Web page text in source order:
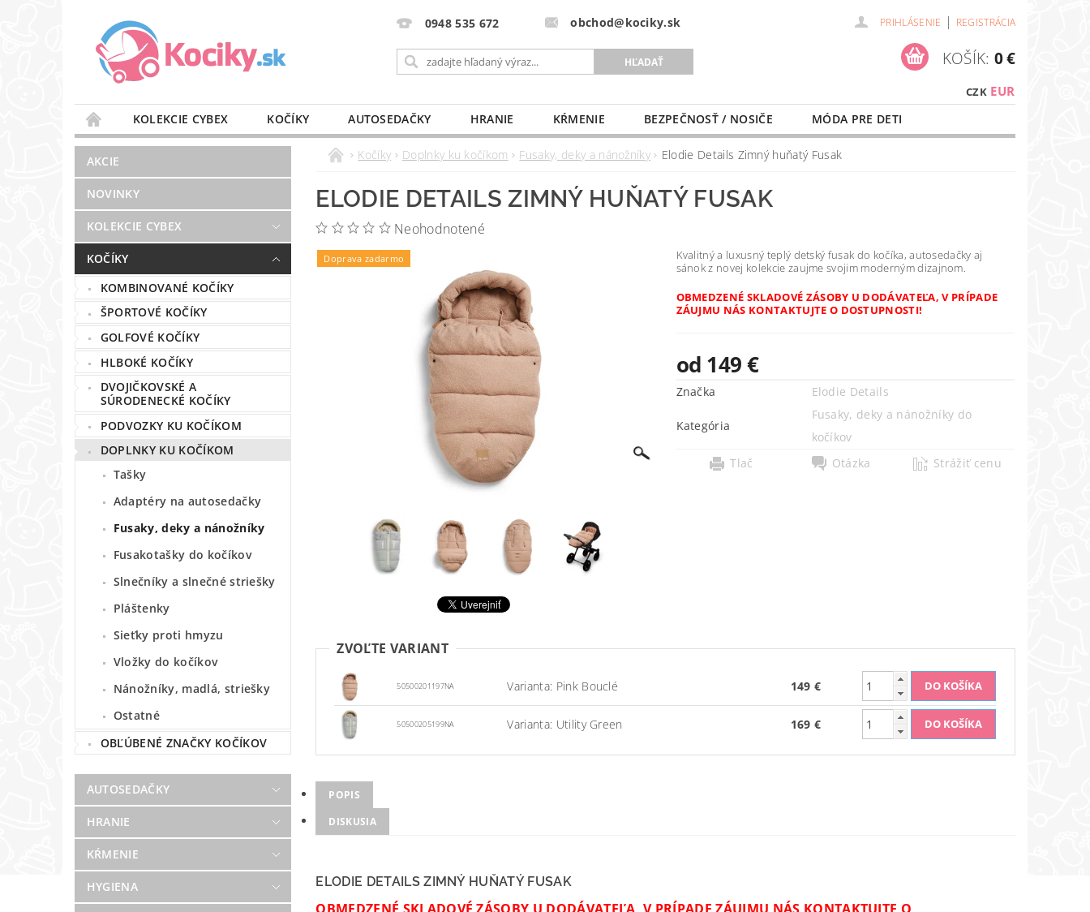
0948 535 672 obchod@kociky.sk PRIHLÁSENIE | REGISTRÁCIA
CZK EUR
KOŠÍK: 0 €
KOLEKCIE CYBEX KOČÍKY AUTOSEDAČKY HRANIE KŔMENIE BEZPEČNOSŤ / NOSIČE
MÓDA PRE DETI
STAROSTLIVOSŤ O VZDUCH
VÝBAVA DO PÔRODNICE MLIEKO A VÝŽIVA PRE MAMIČKU NAŠE SLUŽBY
BLOG
PREDAJŇA KONTAKT
AKCIE
NOVINKY
KOLEKCIE CYBEX
KOČÍKY
KOMBINOVANÉ KOČÍKY
ŠPORTOVÉ KOČÍKY
GOLFOVÉ KOČÍKY
HLBOKÉ KOČÍKY
DVOJIČKOVSKÉ A
SÚRODENECKÉ KOČÍKY
PODVOZKY KU KOČÍKOM
DOPLNKY KU KOČÍKOM
Tašky
Adaptéry na autosedačky
Fusaky, deky a nánožníky
Fusakotašky do kočíkov
Slnečníky a slnečné striešky
Pláštenky
Sieťky proti hmyzu
Vložky do kočíkov
Nánožníky, madlá, striešky
Ostatné
OBĽÚBENÉ ZNAČKY KOČÍKOV
AUTOSEDAČKY
HRANIE
KŔMENIE
HYGIENA
Kočíky Doplnky ku kočíkom Fusaky, deky a nánožníky Elodie Details Zimný huňatý Fusak
ELODIE DETAILS ZIMNÝ HUŇATÝ FUSAK
Neohodnotené
Doprava zadarmo
Kvalitný a luxusný teplý detský fusak do kočíka, autosedačky aj
sánok z novej kolekcie zaujme svojim moderným dizajnom.
OBMEDZENÉ SKLADOVÉ ZÁSOBY U DODÁVATEĽA, V PRÍPADE
ZÁUJMU NÁS KONTAKTUJTE O DOSTUPNOSTI!
od 149 €
Značka Elodie Details
Kategória
Fusaky, deky a nánožníky do
kočíkov
Tlač
Otázka Strážiť cenu
ZVOĽTE VARIANT
50500201197NA Varianta: Pink Bouclé 149 €
50500205199NA Varianta: Utility Green 169 €
POPIS
DISKUSIA
ELODIE DETAILS ZIMNÝ HUŇATÝ FUSAK